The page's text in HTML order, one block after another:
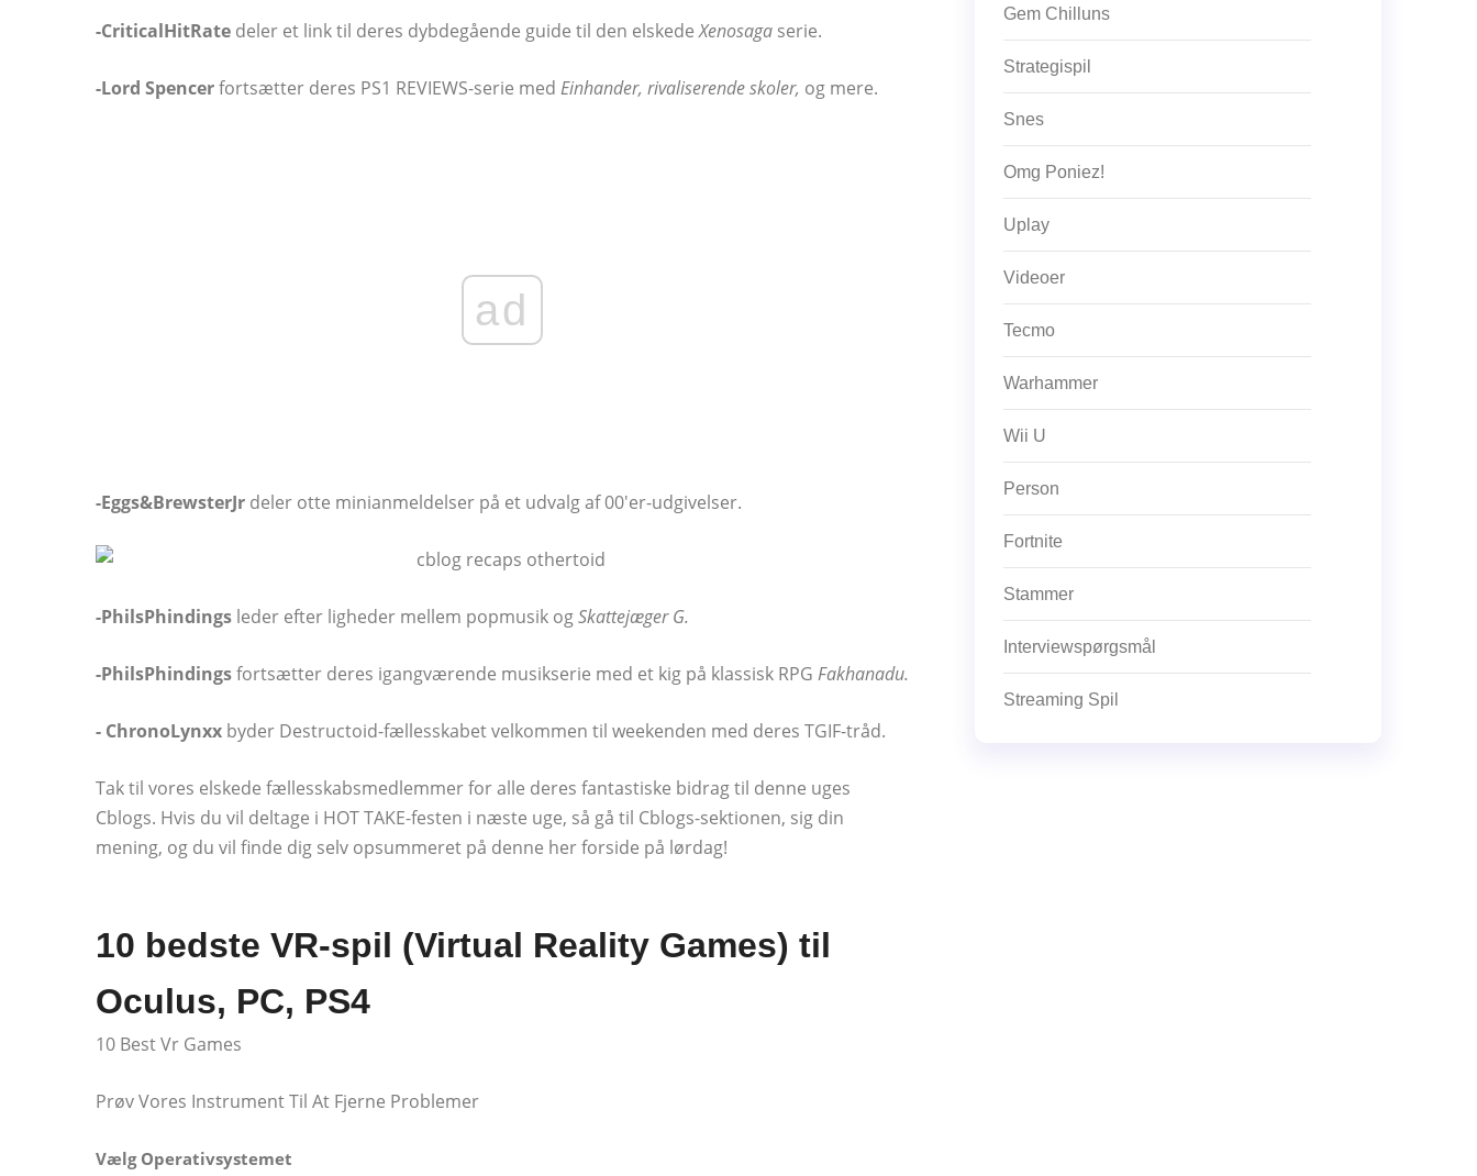
-CriticalHitRate deler et link til deres dybdegående guide til den elskedeXenosaga serie.
-Lord Spencerfortsætter deres PS1 REVIEWS-serie med Einhander, rivaliserende skoler, og mere.
ad
-Eggs&BrewsterJr deler otte minianmeldelser på et udvalg af 00'er-udgivelser.
-PhilsPhindings leder efter ligheder mellem popmusik ogSkattejæger G.
-PhilsPhindingsfortsætter deres igangværende musikserie med et kig på klassisk RPG Fakhanadu.
- ChronoLynxx byder Destructoid-fællesskabet velkommen til weekenden med deres TGIF-tråd.
Tak til vores elskede fællesskabsmedlemmer for alle deres fantastiske bidrag til denne uges
Cblogs. Hvis du vil deltage i HOT TAKE-festen i næste uge, så gå til Cblogs-sektionen, sig din
mening, og du vil finde dig selv opsummeret på denne her forside på lørdag!
10 bedste VR-spil (Virtual Reality Games) til
Oculus, PC, PS4
10 Best Vr Games
Prøv Vores Instrument Til At Fjerne Problemer
Vælg Operativsystemet
Gem Chilluns
Strategispil
Snes
Omg Poniez!
Uplay
Videoer
Tecmo
Warhammer
Wii U
Person
Fortnite
Stammer
Interviewspørgsmål
Streaming Spil